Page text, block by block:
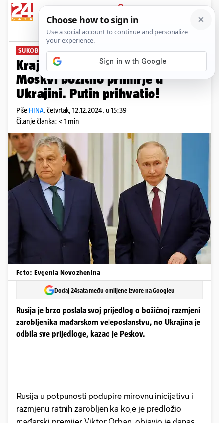
PRIJAVA
News Komentari
SUKOB U UKRAJINI
Kraj rata? Orban predložio
Moskvi božićno primirje u
Ukrajini. Putin prihvatio!
Piše HINA, četvrtak, 12.12.2024. u 15:39
Čitanje članka: < 1 min
Foto: Evgenia Novozhenina
Dodaj 24sata među omiljene izvore na Googleu
Rusija je brzo poslala svoj prijedlog o božićnoj razmjeni
zarobljenika mađarskom veleposlanstvu, no Ukrajina je
odbila sve prijedloge, kazao je Peskov.
Rusija u potpunosti podupire mirovnu inicijativu i
razmjenu ratnih zarobljenika koje je predložio